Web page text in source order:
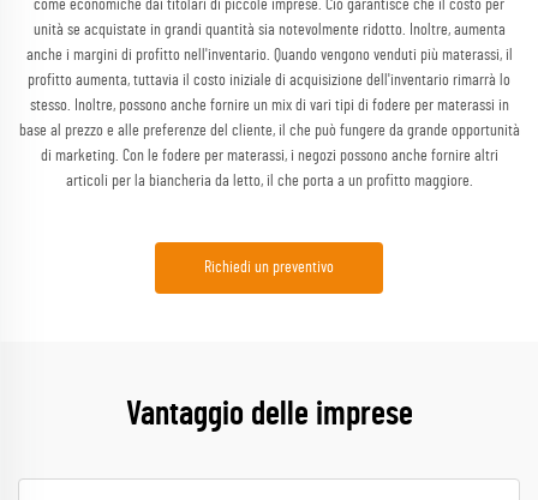
come economiche dai titolari di piccole imprese. Ciò garantisce che il costo per
unità se acquistate in grandi quantità sia notevolmente ridotto. Inoltre, aumenta
anche i margini di profitto nell'inventario. Quando vengono venduti più materassi, il
profitto aumenta, tuttavia il costo iniziale di acquisizione dell'inventario rimarrà lo
stesso. Inoltre, possono anche fornire un mix di vari tipi di fodere per materassi in
base al prezzo e alle preferenze del cliente, il che può fungere da grande opportunità
di marketing. Con le fodere per materassi, i negozi possono anche fornire altri
articoli per la biancheria da letto, il che porta a un profitto maggiore.
Richiedi un preventivo
Vantaggio delle imprese